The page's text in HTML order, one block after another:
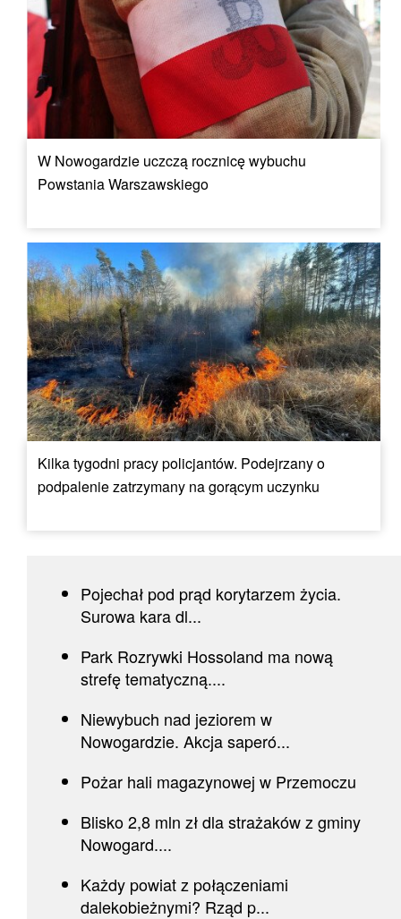
W Nowogardzie uczczą rocznicę wybuchu
Powstania Warszawskiego
Kilka tygodni pracy policjantów. Podejrzany o
podpalenie zatrzymany na gorącym uczynku
Pojechał pod prąd korytarzem życia.
Surowa kara dl...
Park Rozrywki Hossoland ma nową
strefę tematyczną....
Niewybuch nad jeziorem w
Nowogardzie. Akcja saperó...
Pożar hali magazynowej w Przemoczu
Blisko 2,8 mln zł dla strażaków z gminy
Nowogard....
Każdy powiat z połączeniami
dalekobieżnymi? Rząd p...